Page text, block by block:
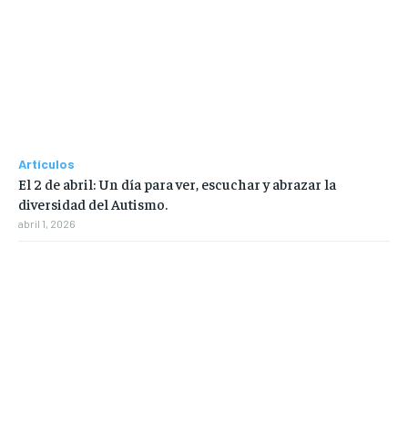
Artículos
El 2 de abril: Un día para ver, escuchar y abrazar la
diversidad del Autismo.
abril 1, 2026